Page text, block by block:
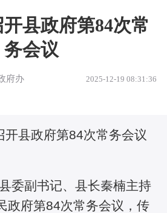
县政府第84次常
务会议
府办
2025-12-19 08:31:36
开县政府第84次常务会议
委副书记、县长秦楠主持
政府第84次常务会议，传